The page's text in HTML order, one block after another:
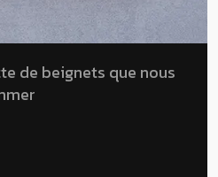
de beignets que nous